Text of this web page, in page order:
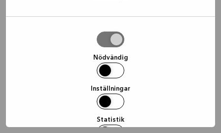
Nödvändig
Inställningar
Statistik